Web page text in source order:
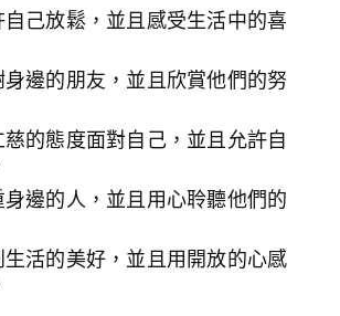
自己放鬆，並且感受生活中的喜
邊的朋友，並且欣賞他們的努
的態度面對自己，並且允許自
邊的人，並且用心聆聽他們的
生活的美好，並且用開放的心感